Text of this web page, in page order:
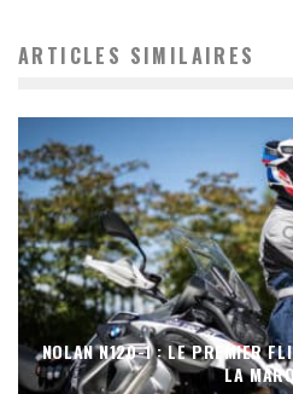
ARTICLES SIMILAIRES
NOLAN N120-1 : LE PREMIER
LA